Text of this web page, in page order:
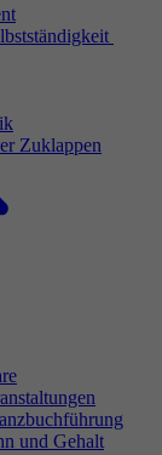
Zuklappen
und Gehalt